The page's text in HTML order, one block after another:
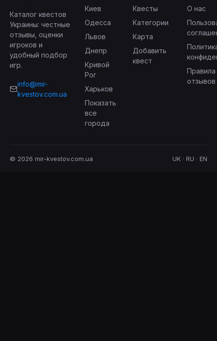
Каталог квестов
Украины: честные
отзывы, оценки
игроков и
удобный подбор
игр.
info@mir-
kvestov.com.ua
Киев
Одесса
Львов
Днепр
Кривой
Рог
Харьков
Показать
все
города
Квесты
Категории
Карта
Добавить
квест
О нас
отзывов
© 2026 mir-kvestov.com.ua UK · RU · EN